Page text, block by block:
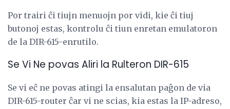
Por trairi ĉi tiujn menuojn por vidi, kie ĉi tiuj
butonoj estas, kontrolu ĉi tiun enretan emulatoron
de la DIR-615-enrutilo.
Se Vi Ne povas Aliri la Rulteron DIR-615
Se vi eĉ ne povas atingi la ensalutan paĝon de via
DIR-615-router ĉar vi ne scias, kia estas la IP-adreso,